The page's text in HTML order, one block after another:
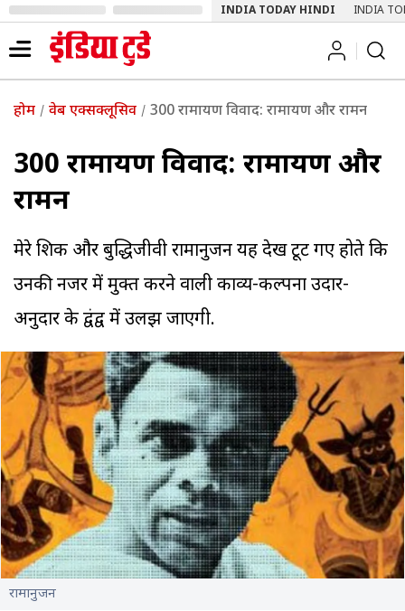
INDIA TODAY HINDI INDIA
होम वेब एक्सक्लूसिव 300 रामायण विवाद: रामायण और रामन
300 रामायण विवाद: रामायण और
रामन
मेरे शिक्षक और बुद्धिजीवी रामानुजन यह देख टूट गए होते कि
उनकी नजर में मुक्त करने वाली काव्य-कल्पना उदार-
अनुदार के द्वंद्व में उलझ जाएगी.
रामानुजन